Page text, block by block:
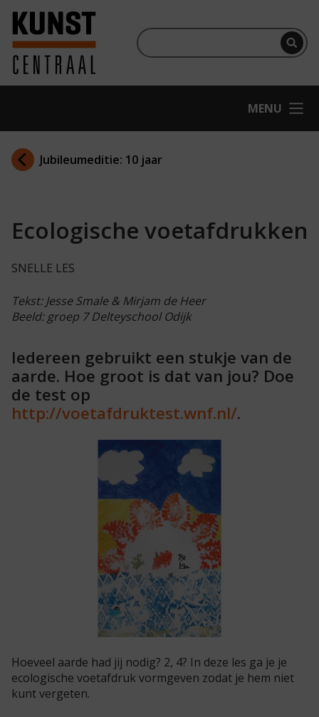
Ga naar hoofdinhoud
Terug naar homepage
OPEN
MENU
Jubileumeditie: 10 jaar
Ecologische voetafdrukken
SNELLE LES
Tekst: Jesse Smale & Mirjam de Heer
Beeld: groep 7 Delteyschool Odijk
Iedereen gebruikt een stukje van de
aarde. Hoe groot is dat van jou? Doe
de test op
http://voetafdruktest.wnf.nl/.
Hoeveel aarde had jij nodig? 2, 4? In deze les ga je je
ecologische voetafdruk vormgeven zodat je hem niet
kunt vergeten.